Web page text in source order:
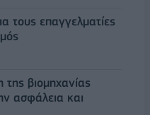
τους επαγγελματίες
βιομηχανίας
ασφάλεια και